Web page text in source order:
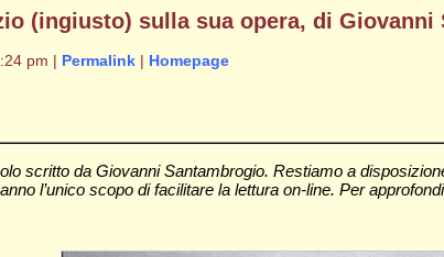
(ingiusto) sulla sua opera, di Giovanni
pm | Permalink| Homepage
scritto da Giovanni Santambrogio. Restiamo a
l’unico scopo di facilitare la lettura on-line. Per